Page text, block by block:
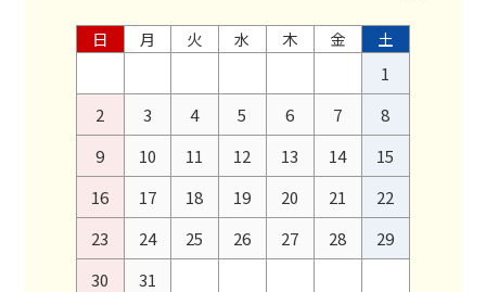
日 月 火 水 木 金
土
1
2
3 4 5 6 7
8
9
10 11 12 13 14
15
16
17 18 19 20 21
22
23
24 25 26 27 28
29
30
31